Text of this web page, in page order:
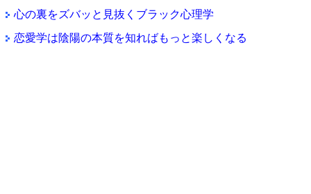
心の裏をズバッと見抜くブラック心理学
恋愛学は陰陽の本質を知ればもっと楽しくなる